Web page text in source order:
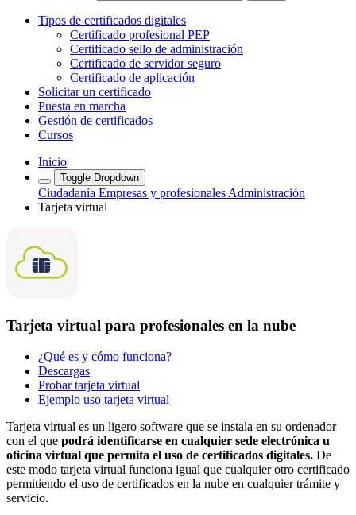
Tipos de certificados digitales
Certificado profesional PEP
Certificado sello de administración
Certificado de servidor seguro
Certificado de aplicación
Solicitar un certificado
Puesta en marcha
Gestión de certificados
Cursos
Inicio
Toggle Dropdown
Ciudadanía Empresas y profesionales Administración
Tarjeta virtual
Tarjeta virtual para profesionales en la nube
¿Qué es y cómo funciona?
Descargas
Probar tarjeta virtual
Ejemplo uso tarjeta virtual
Tarjeta virtual es un ligero software que se instala en su ordenador
con el que podrá identificarse en cualquier sede electrónica u
oficina virtual que permita el uso de certificados digitales. De
este modo tarjeta virtual funciona igual que cualquier otro certificado
permitiendo el uso de certificados en la nube en cualquier trámite y
servicio.